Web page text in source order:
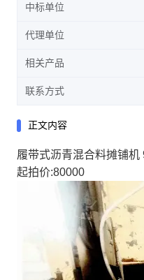
中标单位
代理单位
相关产品
联系方式
正文内容
履带式沥青混合料摊铺机
起拍价:80000